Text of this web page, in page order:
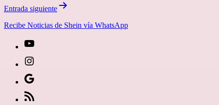
Entrada siguiente
Recibe Noticias de Shein vía WhatsApp